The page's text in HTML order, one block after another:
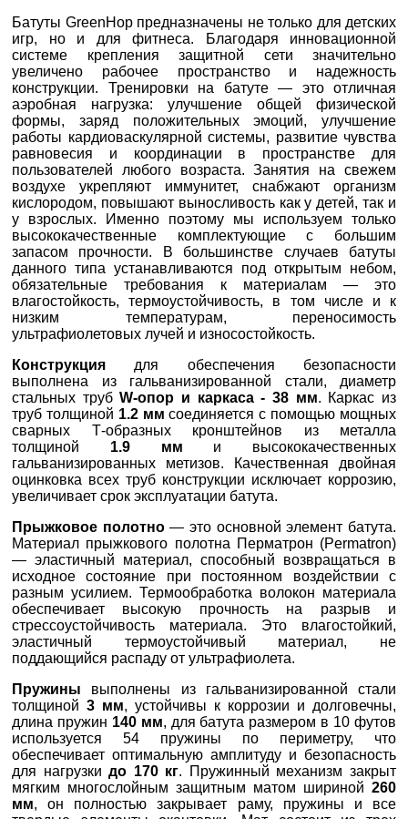
Батуты GreenHop предназначены не только для детских
игр, но и для фитнеса. Благодаря инновационной
системе крепления защитной сети значительно
увеличено рабочее пространство и надежность
конструкции. Тренировки на батуте — это отличная
аэробная нагрузка: улучшение общей физической
формы, заряд положительных эмоций, улучшение
работы кардиоваскулярной системы, развитие чувства
равновесия и координации в пространстве для
пользователей любого возраста. Занятия на свежем
воздухе укрепляют иммунитет, снабжают организм
кислородом, повышают выносливость как у детей, так и
у взрослых. Именно поэтому мы используем только
высококачественные комплектующие с большим
запасом прочности. В большинстве случаев батуты
данного типа устанавливаются под открытым небом,
обязательные требования к материалам — это
влагостойкость, термоустойчивость, в том числе и к
низким температурам, переносимость
ультрафиолетовых лучей и износостойкость.
Конструкция для обеспечения безопасности
выполнена из гальванизированной стали, диаметр
стальных трубW-опор и каркаса - 38 мм. Каркас из
труб толщиной 1.2 мм соединяется с помощью мощных
сварных Т-образных кронштейнов из металла
толщиной 1.9 мм и высококачественных
гальванизированных метизов. Качественная двойная
оцинковка всех труб конструкции исключает коррозию,
увеличивает срок эксплуатации батута.
Прыжковое полотно— это основной элемент батута.
Материал прыжкового полотна Перматрон (Permatron)
— эластичный материал, способный возвращаться в
исходное состояние при постоянном воздействии с
разным усилием. Термообработка волокон материала
обеспечивает высокую прочность на разрыв и
стрессоустойчивость материала. Это влагостойкий,
эластичный термоустойчивый материал, не
поддающийся распаду от ультрафиолета.
Пружины выполнены из гальванизированной стали
толщиной 3 мм, устойчивы к коррозии и долговечны,
длина пружин 140 мм, для батута размером в 10 футов
используется 54 пружины по периметру, что
обеспечивает оптимальную амплитуду и безопасность
для нагрузкидо 170 кг. Пружинный механизм закрыт
мягким многослойным защитным матом шириной 260
мм, он полностью закрывает раму, пружины и все